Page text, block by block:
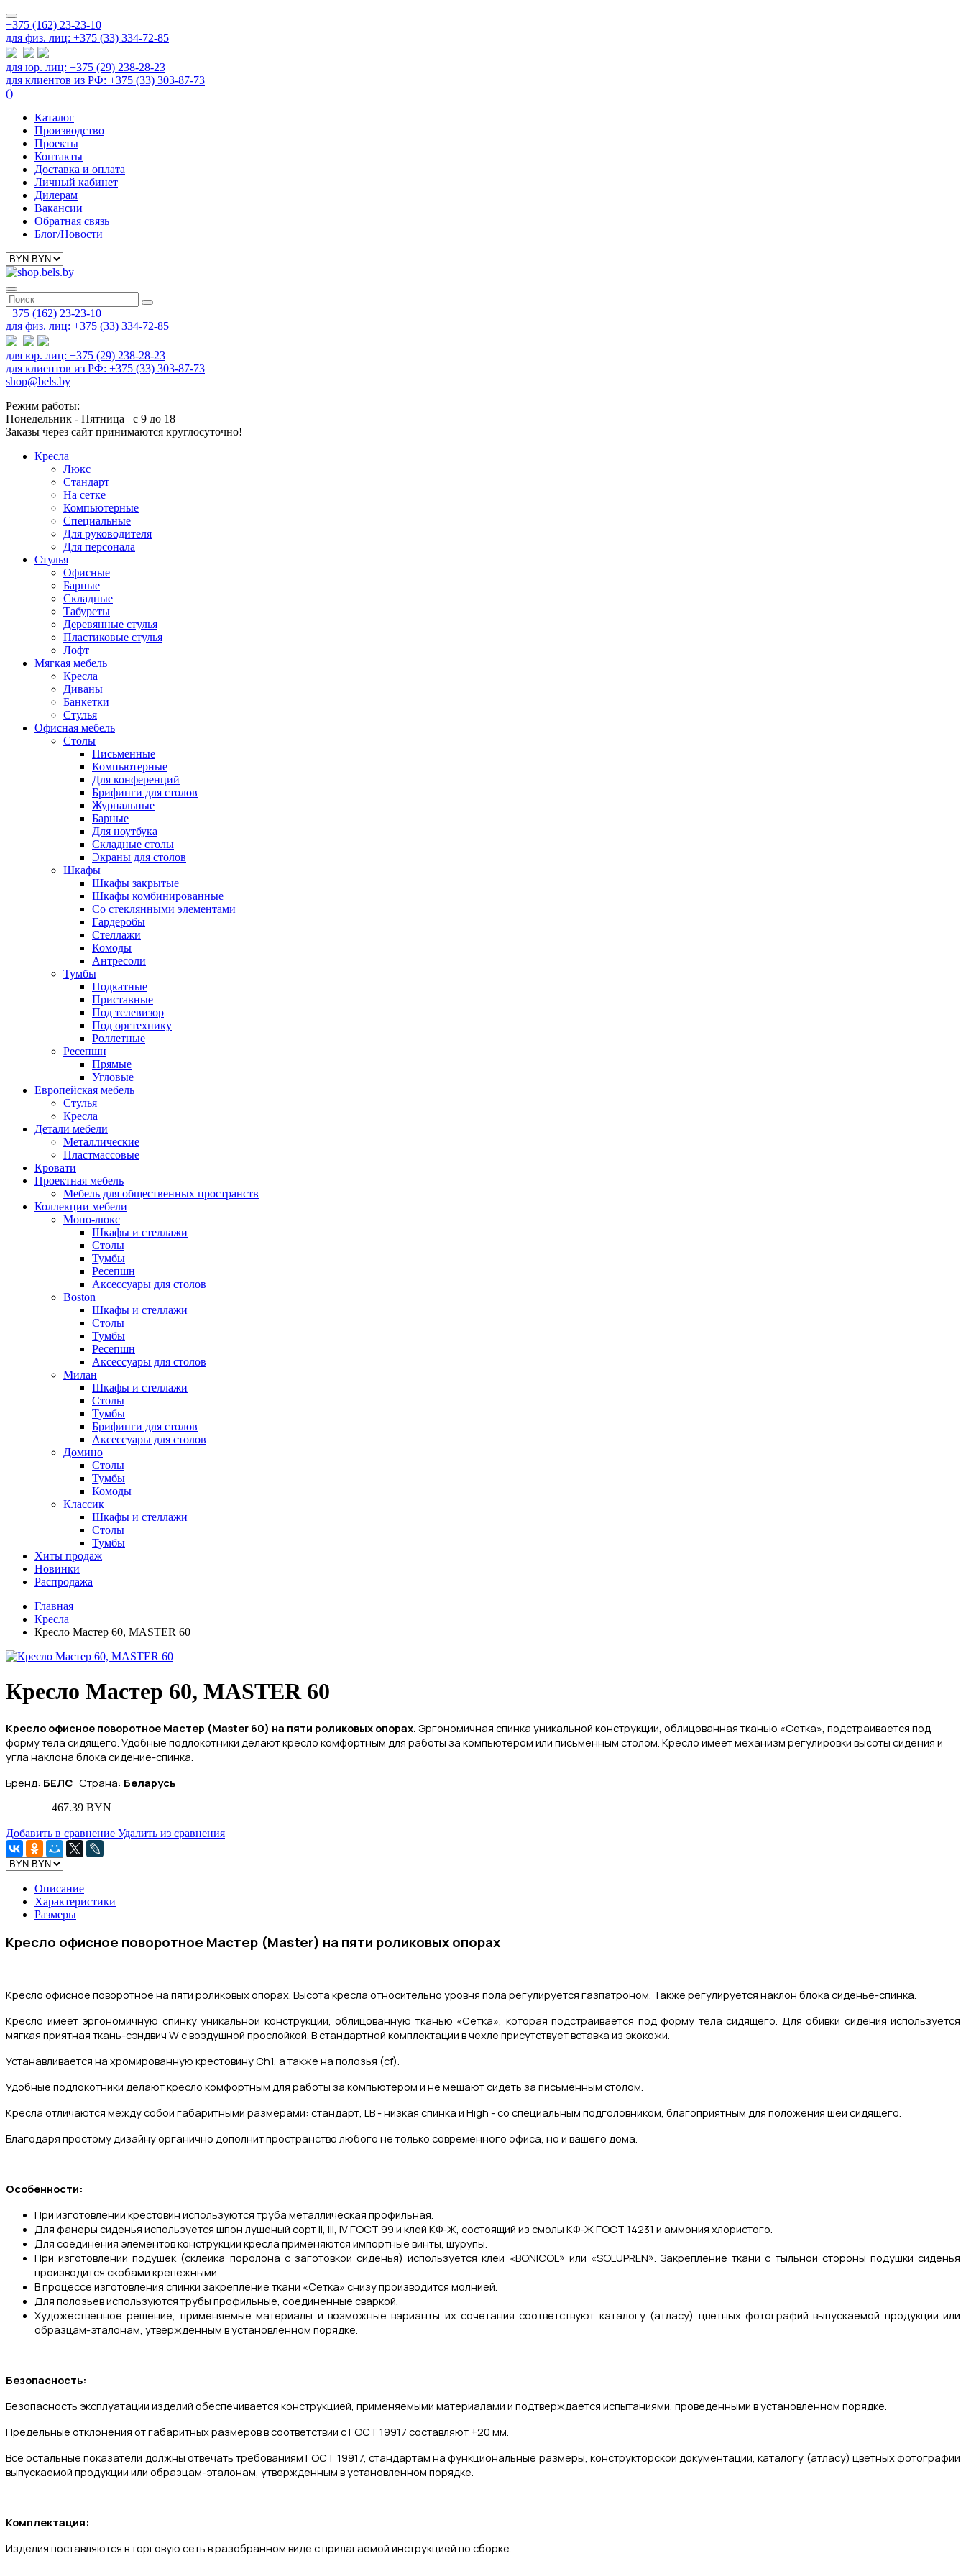
+375 (162) 23-23-10
для физ. лиц: +375 (33) 334-72-85
для юр. лиц: +375 (29) 238-28-23
для клиентов из РФ: +375 (33) 303-87-73
()
Каталог
Производство
Проекты
Контакты
Доставка и оплата
Личный кабинет
Дилерам
Вакансии
Обратная связь
Блог/Новости
+375 (162) 23-23-10
для физ. лиц: +375 (33) 334-72-85
для юр. лиц: +375 (29) 238-28-23
для клиентов из РФ: +375 (33) 303-87-73
shop@bels.by
Режим работы:
Понедельник - Пятница с 9 до 18
Заказы через сайт принимаются круглосуточно!
Кресла
Люкс
Стандарт
На сетке
Компьютерные
Специальные
Для руководителя
Для персонала
Стулья
Офисные
Барные
Складные
Табуреты
Деревянные стулья
Пластиковые стулья
Лофт
Мягкая мебель
Кресла
Диваны
Банкетки
Стулья
Офисная мебель
Столы
Письменные
Компьютерные
Для конференций
Брифинги для столов
Журнальные
Барные
Для ноутбука
Складные столы
Экраны для столов
Шкафы
Шкафы закрытые
Шкафы комбинированные
Со стеклянными элементами
Гардеробы
Стеллажи
Комоды
Антресоли
Тумбы
Подкатные
Приставные
Под телевизор
Под оргтехнику
Роллетные
Ресепшн
Прямые
Угловые
Европейская мебель
Стулья
Кресла
Детали мебели
Металлические
Пластмассовые
Кровати
Проектная мебель
Мебель для общественных пространств
Коллекции мебели
Моно-люкс
Шкафы и стеллажи
Столы
Тумбы
Ресепшн
Аксессуары для столов
Boston
Шкафы и стеллажи
Столы
Тумбы
Ресепшн
Аксессуары для столов
Милан
Шкафы и стеллажи
Столы
Тумбы
Брифинги для столов
Аксессуары для столов
Домино
Столы
Тумбы
Комоды
Классик
Шкафы и стеллажи
Столы
Тумбы
Хиты продаж
Новинки
Распродажа
Главная
Кресла
Кресло Мастер 60, MASTER 60
Кресло Мастер 60, MASTER 60
Кресло офисное поворотное Мастер (Master 60) на пяти роликовых опорах. Эргономичная спинка уникальной конструкции, облицованная тканью «Сетка», подстраивается под
форму тела сидящего. Удобные подлокотники делают кресло комфортным для работы за компьютером или письменным столом. Кресло имеет механизм регулировки высоты сидения и
угла наклона блока сидение-спинка.
Бренд: БЕЛС Страна: Беларусь
467.39 BYN
Добавить в сравнение Удалить из сравнения
Описание
Характеристики
Размеры
Кресло офисное поворотное Мастер (Master) на пяти роликовых опорах
Кресло офисное поворотное на пяти роликовых опорах. Высота кресла относительно уровня пола регулируется газпатроном. Также регулируется наклон блока сиденье-спинка.
Кресло имеет эргономичную спинку уникальной конструкции, облицованную тканью «Сетка», которая подстраивается под форму тела сидящего. Для обивки сидения используется
мягкая приятная ткань-сэндвич W с воздушной прослойкой. В стандартной комплектации в чехле присутствует вставка из экокожи.
Устанавливается на хромированную крестовину Ch1, а также на полозья (cf).
Удобные подлокотники делают кресло комфортным для работы за компьютером и не мешают сидеть за письменным столом.
Кресла отличаются между собой габаритными размерами: стандарт, LB - низкая спинка и High - со специальным подголовником, благоприятным для положения шеи сидящего.
Благодаря простому дизайну органично дополнит пространство любого не только современного офиса, но и вашего дома.
Особенности:
При изготовлении крестовин используются труба металлическая профильная.
Для фанеры сиденья используется шпон лущеный сорт II, III, IV ГОСТ 99 и клей КФ-Ж, состоящий из смолы КФ-Ж ГОСТ 14231 и аммония хлористого.
Для соединения элементов конструкции кресла применяются импортные винты, шурупы.
При изготовлении подушек (склейка поролона с заготовкой сиденья) используется клей «BONICOL» или «SOLUPREN». Закрепление ткани с тыльной стороны подушки сиденья
производится скобами крепежными.
В процессе изготовления спинки закрепление ткани «Сетка» снизу производится молнией.
Для полозьев используются трубы профильные, соединенные сваркой.
Художественное решение, применяемые материалы и возможные варианты их сочетания соответствуют каталогу (атласу) цветных фотографий выпускаемой продукции или
образцам-эталонам, утвержденным в установленном порядке.
Безопасность:
Безопасность эксплуатации изделий обеспечивается конструкцией, применяемыми материалами и подтверждается испытаниями, проведенными в установленном порядке.
Предельные отклонения от габаритных размеров в соответствии с ГОСТ 19917 составляют +20 мм.
Все остальные показатели должны отвечать требованиям ГОСТ 19917, стандартам на функциональные размеры, конструкторской документации, каталогу (атласу) цветных фотографий
выпускаемой продукции или образцам-эталонам, утвержденным в установленном порядке.
Комплектация:
Изделия поставляются в торговую сеть в разобранном виде с прилагаемой инструкцией по сборке.